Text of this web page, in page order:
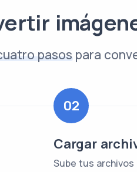
pasos para
02
Cargar
Sube tus